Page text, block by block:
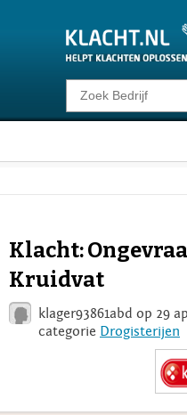
Klacht melden
Voor Bedrijven
Login
Klacht:
Kruidvat
klager93861abd op 29
categorie Drogisterijen